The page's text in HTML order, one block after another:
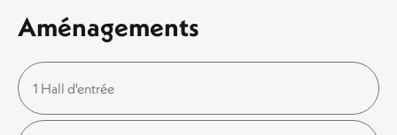
Aménagements
1 Hall d'entrée